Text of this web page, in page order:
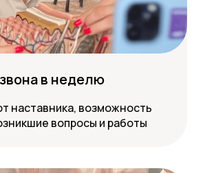
в неделю
наставника, возможность
вопросы и работы